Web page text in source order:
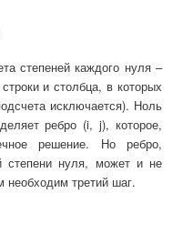
степеней каждого нуля –
и столбца, в которых
исключается). Ноль
ребро (i, j), которое,
решение. Но ребро,
степени нуля, может и не
необходим третий шаг.